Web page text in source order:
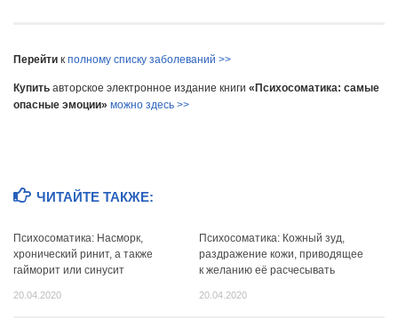
Перейти к полному списку заболеваний >>
Купить авторское электронное издание книги «Психосоматика: самые
опасные эмоции» можно здесь >>
ЧИТАЙТЕ ТАКЖЕ:
Психосоматика: Насморк,
хронический ринит, а также
гайморит или синусит
20.04.2020
Психосоматика: Кожный зуд,
раздражение кожи, приводящее
к желанию её расчесывать
20.04.2020